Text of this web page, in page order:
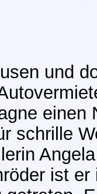
und
einen
schrille
ist